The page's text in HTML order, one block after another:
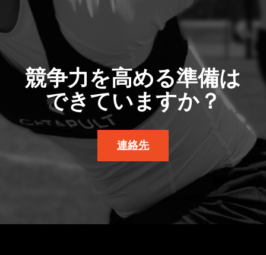
競争力を高める準備は
できていますか？
連絡先